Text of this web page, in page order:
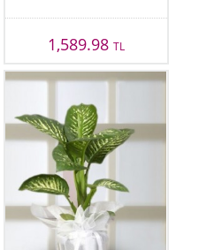
1,589.98 TL